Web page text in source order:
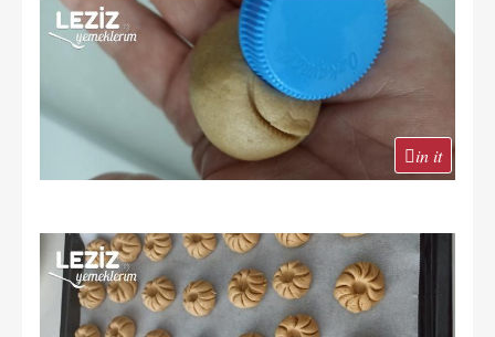
in it